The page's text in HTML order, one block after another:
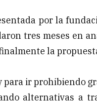
por la
tres meses en
la
para ir prohibiendo
alternativas a